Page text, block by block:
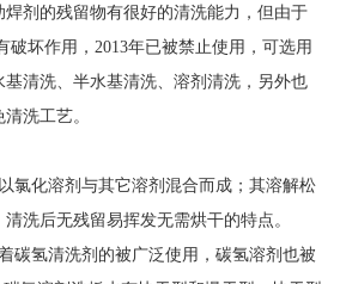
剂的残留物有很好的清洗能力，但由于
破坏作用，2013年已被禁止使用，可选用
基清洗、半水基清洗、溶剂清洗，另外也
洗工艺。
氯化溶剂与其它溶剂混合而成；其溶解松
洗后无残留易挥发无需烘干的特点。
碳氢清洗剂的被广泛使用，碳氢溶剂也被